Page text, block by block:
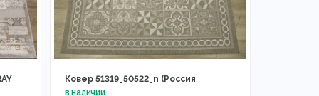
Ковер 51319_50522_n (Россия